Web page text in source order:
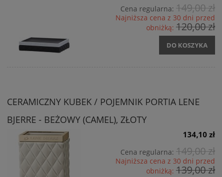
Cena regularna: 149,00 zł
Najniższa cena z 30 dni przed
obniżką: 120,00 zł
DO KOSZYKA
CERAMICZNY KUBEK / POJEMNIK PORTIA LENE
BJERRE - BEŻOWY (CAMEL), ZŁOTY
134,10 zł
Cena regularna: 149,00 zł
Najniższa cena z 30 dni przed
obniżką: 139,00 zł